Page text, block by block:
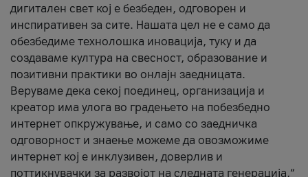
дигитален свет кој е безбеден, одговорен и
инспиративен за сите. Нашата цел не е само да
обезбедиме технолошка иновација, туку и да
создаваме култура на свесност, образование и
позитивни практики во онлајн заедницата.
Веруваме дека секој поединец, организација и
креатор има улога во градењето на побезбедно
интернет опкружување, и само со заедничка
одговорност и знаење можеме да овозможиме
интернет кој е инклузивен, доверлив и
поттикнувачки за развојот на следната генерација,“